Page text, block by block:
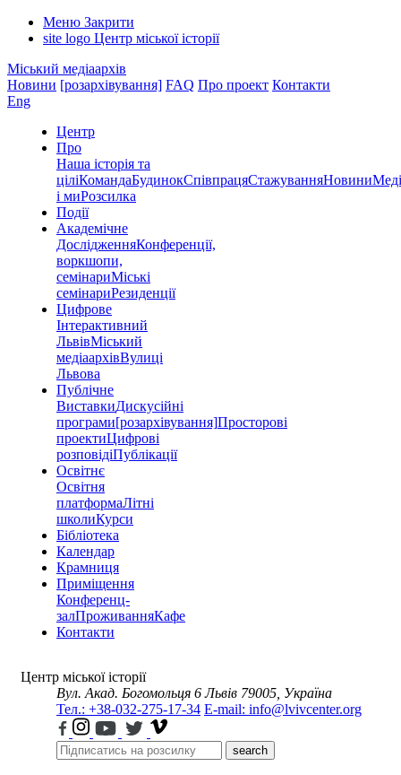
Меню Закрити
site logo Центр міської історії
Міський медіаархів
Новини [розархівування] FAQ Про проект Контакти
Eng
Центр
Про
Наша історія та
ціліКомандаБудинокСпівпрацяСтажуванняНовини
і миРозсилка
Події
Академічне
ДослідженняКонференції,
воркшопи,
семінариМіські
семінариРезиденції
Цифрове
Інтерактивний
ЛьвівМіський
медіаархівВулиці
Львова
Публічне
ВиставкиДискусійні
програми[розархівування]Просторові
проектиЦифрові
розповідіПублікації
Освітнє
Освітня
платформаЛітні
школиКурси
Бібліотека
Календар
Крамниця
Приміщення
Конференц-
залПроживанняКафе
Контакти
Центр міської історії
Вул. Акад. Богомольця 6 Львів 79005, Україна
Тел.: +38-032-275-17-34 E-mail: info@lvivcenter.org
search